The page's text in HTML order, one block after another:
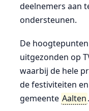
deelnemers aan
ondersteunen.
De
uitgezonden op
waarbij de hele
de festiviteiten
gemeente Aalten.